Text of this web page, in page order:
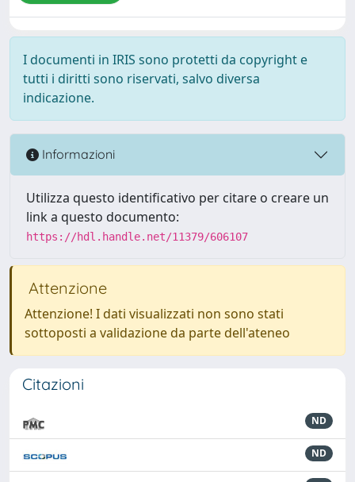
I documenti in IRIS sono protetti da copyright e
tutti i diritti sono riservati, salvo diversa
indicazione.
Informazioni
Utilizza questo identificativo per citare o creare un
link a questo documento:
https://hdl.handle.net/11379/606107
Attenzione
Attenzione! I dati visualizzati non sono stati
sottoposti a validazione da parte dell'ateneo
Citazioni
ND
ND